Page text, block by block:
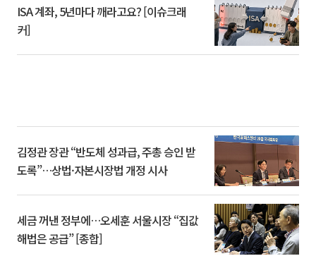
ISA 계좌, 5년마다 깨라고요? [이슈크래
커]
김정관 장관 “반도체 성과급, 주총 승인 받
도록”…상법·자본시장법 개정 시사
세금 꺼낸 정부에…오세훈 서울시장 “집값
해법은 공급” [종합]